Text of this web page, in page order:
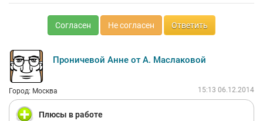
Согласен Не согласен Ответить
Проничевой Анне от А. Маслаковой
Город: Москва 15:13 06.12.2014
Плюсы в работе